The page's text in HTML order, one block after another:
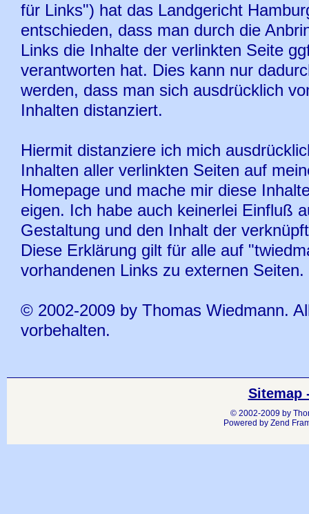
für Links") hat das Landgericht
entschieden, dass man durch die
Links die Inhalte der verlinkten Seite
verantworten hat. Dies kann nur
werden, dass man sich ausdrücklich
Inhalten distanziert.
Hiermit distanziere ich mich
Inhalten aller verlinkten Seiten auf
Homepage und mache mir diese
eigen. Ich habe auch keinerlei Einfluß
Gestaltung und den Inhalt der
Diese Erklärung gilt für alle auf
vorhandenen Links zu externen Seiten.
© 2002-2009 by Thomas Wiedmann.
vorbehalten.
Sitemap
© 2002-2009 by
Powered by Zend